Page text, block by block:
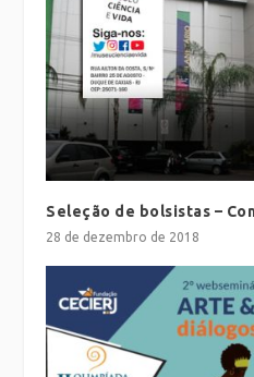
Seleção de bolsistas –
28 de dezembro de 2018